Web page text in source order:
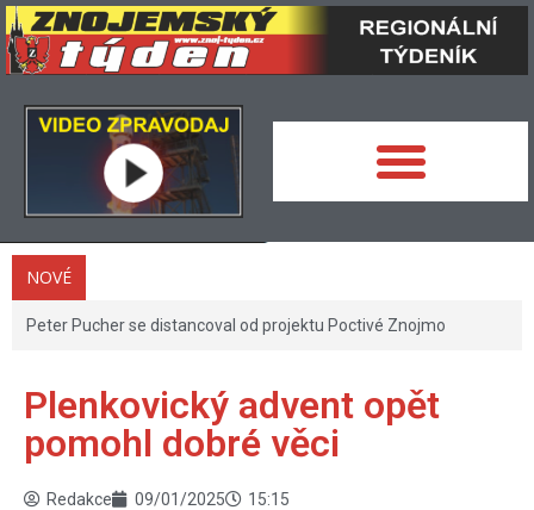
NOVÉ
Peter Pucher se distancoval od projektu Poctivé Znojmo
Plenkovický advent opět
pomohl dobré věci
Redakce 09/01/2025 15:15